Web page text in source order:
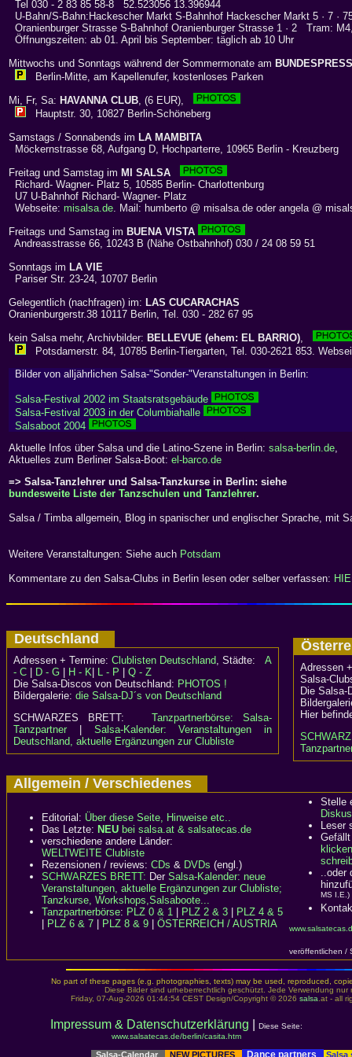
Tel 030 - 2 83 85 58-8 52.523056 13.396944
U-Bahn/S-Bahn:Hackescher Markt S-Bahnhof Hackescher Markt 5 · 7 ·
Oranienburger Strasse S-Bahnhof Oranienburger Strasse 1 · 2 Tram:
Öffnungszeiten: ab 01. April bis September: täglich ab 10 Uhr
Mittwochs und Sonntags während der Sommermonate am
Berlin-Mitte, am Kapellenufer, kostenloses Parken
Mi, Fr, Sa: HAVANNA CLUB, (6 EUR),
Hauptstr. 30, 10827 Berlin-Schöneberg
Samstags / Sonnabends im LA MAMBITA
Möckernstrasse 68, Aufgang D, Hochparterre, 10965 Berlin - Kreuzberg
Freitag und Samstag im MI SALSA
Richard- Wagner- Platz 5, 10585 Berlin- Charlottenburg
U7 U-Bahnhof Richard- Wagner- Platz
Webseite: misalsa.de. Mail: humberto @ misalsa.de oder angela @
Freitags und Samstag im BUENA VISTA
Andreasstrasse 66, 10243 B (Nähe Ostbahnhof) 030 / 24 08 59 51
Sonntags im LA VIE
Pariser Str. 23-24, 10707 Berlin
Gelegentlich (nachfragen) im: LAS CUCARACHAS
Oranienburgerstr.38 10117 Berlin, Tel. 030 - 282 67 95
kein Salsa mehr, Archivbilder: BELLEVUE (ehem: EL BARRIO),
Potsdamerstr. 84, 10785 Berlin-Tiergarten, Tel. 030-2621 853.
Bilder von alljährlichen Salsa-"Sonder-"Veranstaltungen in Berlin:
Salsa-Festival 2002 im Staatsratsgebäude
Salsa-Festival 2003 in der Columbiahalle
Salsaboot 2004
Aktuelle Infos über Salsa und die Latino-Szene in Berlin: salsa-berlin.de
Aktuelles zum Berliner Salsa-Boot: el-barco.de
=> Salsa-Tanzlehrer und Salsa-Tanzkurse in Berlin: siehe
bundesweite Liste der Tanzschulen und Tanzlehrer.
Salsa / Timba allgemein, Blog in spanischer und englischer Sprache, mit
Weitere Veranstaltungen: Siehe auch Potsdam
Kommentare zu den Salsa-Clubs in Berlin lesen oder selber verfassen:
Deutschland
Adressen + Termine: Clublisten Deutschland, Städte: A
- C
D - G H - K L - P
Q - Z
Die Salsa-Discos von Deutschland: PHOTOS !
Bildergalerie: die Salsa-DJ´s von Deutschland
SCHWARZES BRETT:Tanzpartnerbörse: Salsa-
Tanzpartner| Salsa-Kalender: Veranstaltungen in
Deutschland, aktuelle Ergänzungen zur Clubliste
Adressen
Salsa-
Die
Hier
Allgemein / Verschiedenes
Editorial: Über diese Seite, Hinweise etc..
Das Letzte: NEU bei salsa.at & salsatecas.de
verschiedene andere Länder:
WELTWEITE Clubliste
Rezensionen / reviews: CDs & DVDs (engl.)
SCHWARZES BRETT: Der Salsa-Kalender: neue
Veranstaltungen, aktuelle Ergänzungen zur Clubliste;
Tanzkurse, Workshops,Salsaboote...
Tanzpartnerbörse: PLZ 0 & 1 PLZ 2 & 3
PLZ 4 & 5
PLZ 6 & 7 PLZ 8 & 9 ÖSTERREICH / AUSTRIA
Stelle
Leser
klicken
..oder
MS I.E.)
veröffentlichen /
No part of these pages (e.g. photographies, texts) may be used, reproduced,
Diese Bilder sind urheberrechtlich geschützt. Jede Verwendung
Friday, 07-Aug-2026 01:44:54 CEST Design/Copyright © 2026 salsa .at - all
Impressum & Datenschutzerklärung
Diese Seite:
www.salsatecas.de/berlin/casita.htm
Salsa-Calendar NEW PICTURES Dance partners
Salsa